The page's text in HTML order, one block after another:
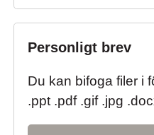
Personligt brev
Du kan bifoga filer i
.ppt .pdf .gif .jpg